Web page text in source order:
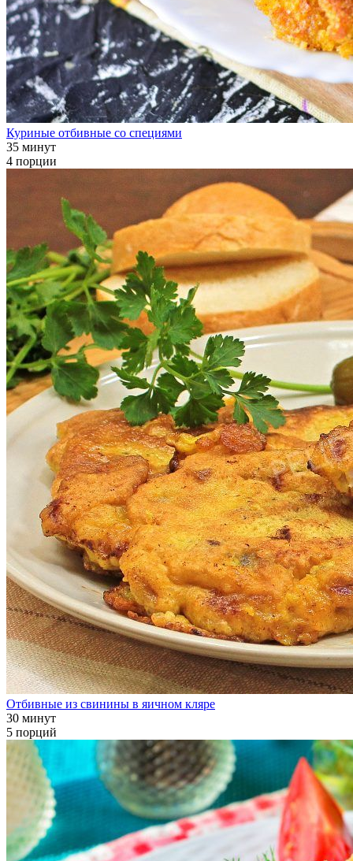
Куриные отбивные со специями
35 минут
4 порции
Отбивные из свинины в яичном кляре
30 минут
5 порций